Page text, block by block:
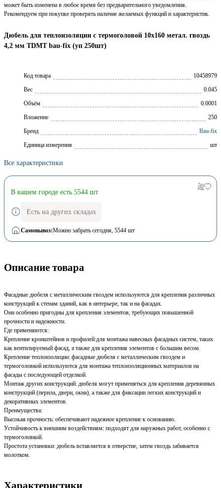
Дюбель для теплоизоляции с термоголовой 10x160 метал. гвоздь
4,2 мм TDMT bau-fix (уп 250шт)
Код товара
10458979
Вес
0.045
Объём
0.0001
Вложение
250
Брeнд
Bau-fix
Единица измерения
шт
Все характеристики
может быть изменена в любое время без предварительного уведомления.
Рекомендуем при покупке проверять наличие желаемых функций и характеристик.
В вашем городе есть 5544 шт
Есть на других складах
Самовывоз:Можно забрать сегодня, 5544 шт
Описание товара
Фасадные дюбеля с металлическим гвоздем используются для крепления различных
конструкций к стенам зданий, как в интерьере, так и на фасадах.
Они особенно пригодны для крепления элементов, требующих повышенной
прочности и надежности.
Где применяются:
Крепление кронштейнов и профилей:для монтажа навесных фасадных систем, таких
как вентилируемый фасад, а также для крепления элементов с большим весом.
Крепление теплоизоляции: фасадные дюбеля с металлическим гвоздем и
термоголовкой используются для монтажа теплоизоляционных материалов на
фасады с последующей отделкой.
Монтаж других конструкций: дюбеля могут применяться для крепления деревянных
конструкций (перила, двери, окна), а также для фиксации легких конструкций и
декоративных элементов.
Преимущества:
Высокая прочность: обеспечивают надежное крепление к основанию.
Устойчивость к внешним воздействиям: подходят для наружных работ, особенно с
термоголовкой.
Простота установки: дюбель вставляется в отверстие, затем гвоздь забивается
молотком.
Характеристики